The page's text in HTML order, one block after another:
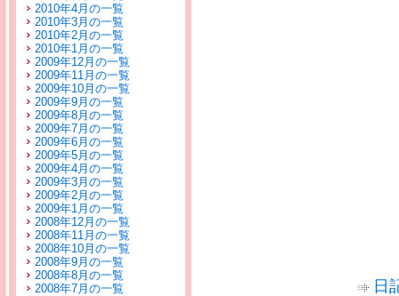
2010年4月の一覧
2010年3月の一覧
2010年2月の一覧
2010年1月の一覧
2009年12月の一覧
2009年11月の一覧
2009年10月の一覧
2009年9月の一覧
2009年8月の一覧
2009年7月の一覧
2009年6月の一覧
2009年5月の一覧
2009年4月の一覧
2009年3月の一覧
2009年2月の一覧
2009年1月の一覧
2008年12月の一覧
2008年11月の一覧
2008年10月の一覧
2008年9月の一覧
2008年8月の一覧
2008年7月の一覧
日